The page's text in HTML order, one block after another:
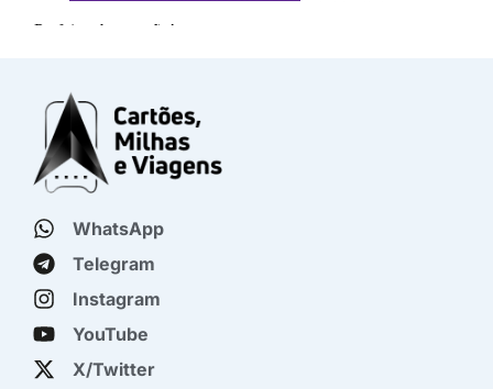
WhatsApp
Telegram
Instagram
YouTube
X/Twitter